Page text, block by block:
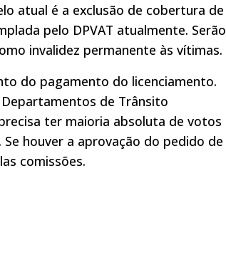
atual é a exclusão de cobertura de
pelo DPVAT atualmente. Serão
invalidez permanente às vítimas.
do pagamento do licenciamento.
de Trânsito
ter maioria absoluta de votos
houver a aprovação do pedido de
comissões.